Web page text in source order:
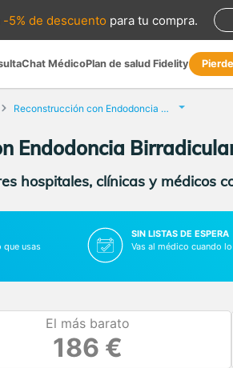
-5% de descuento para tu compra.
Chat MédicoPlan de salud Fidelity
Reconstrucción con Endodoncia Birradicular
Endodoncia
hospitales, clínicas y médicos
que usas
SIN LISTAS DE ESPERA
Vas al médico cuando
El más barato
186 €